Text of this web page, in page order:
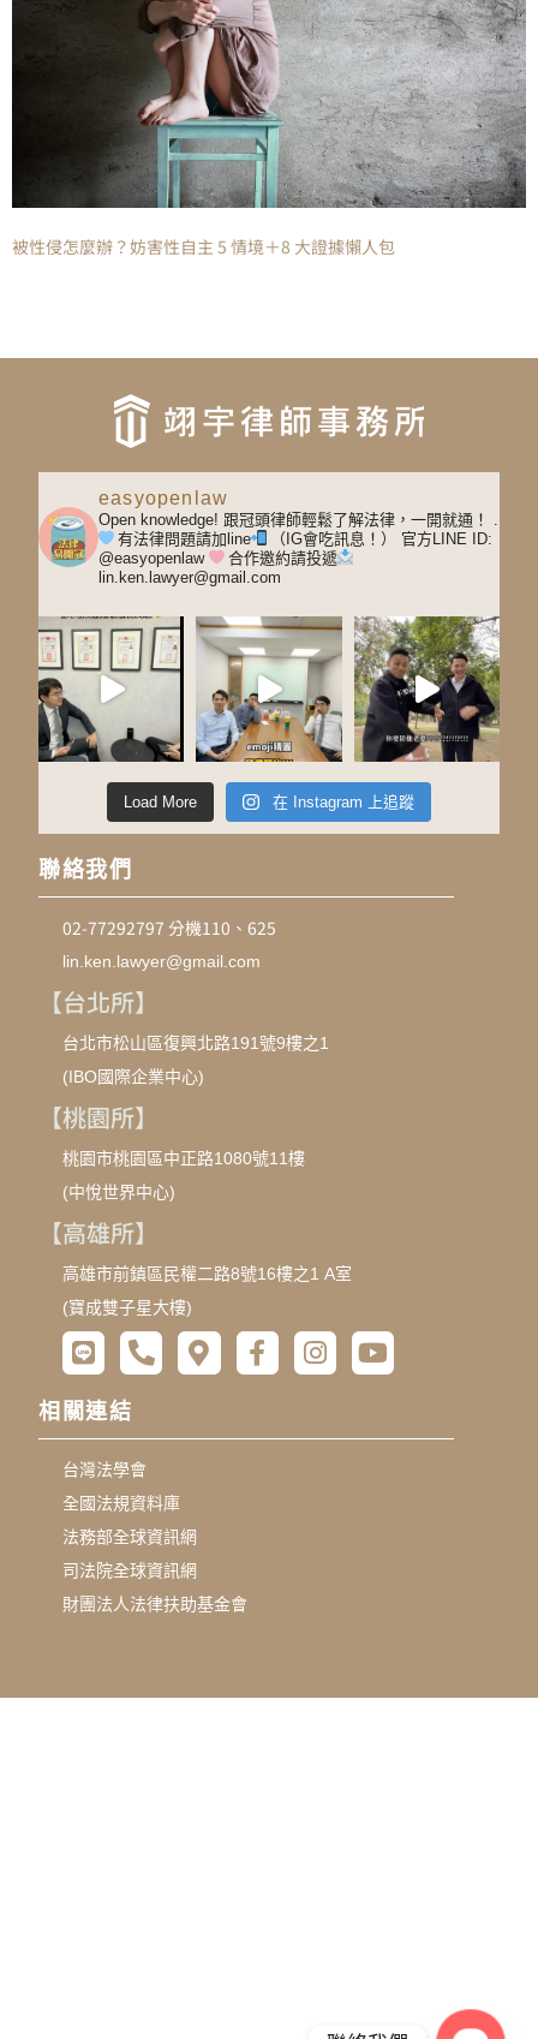
被性侵怎麼辦？妨害性自主 5 情境＋8 大證據懶人包
easyopenlaw
Open knowledge! 跟冠頭律師輕鬆了解法律，一開就通！
.
有法律問題請加line
（IG會吃訊息！）
官方LINE ID:
@easyopenlaw
合作邀約請投遞
lin.ken.lawyer@gmail.com
Load More 在 Instagram 上追蹤
聯絡我們
02-77292797 分機110、625
lin.ken.lawyer@gmail.com
【台北所】
台北市松山區復興北路191號9樓之1
(IBO國際企業中心)
【桃園所】
桃園市桃園區中正路1080號11樓
(中悅世界中心)
【高雄所】
高雄市前鎮區民權二路8號16樓之1 A室
(寶成雙子星大樓)
相關連結
台灣法學會
全國法規資料庫
法務部全球資訊網
司法院全球資訊網
財團法人法律扶助基金會